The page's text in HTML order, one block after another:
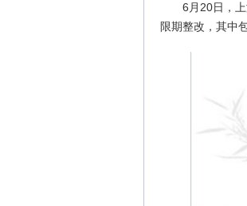
6月20日，
限期整改，其中